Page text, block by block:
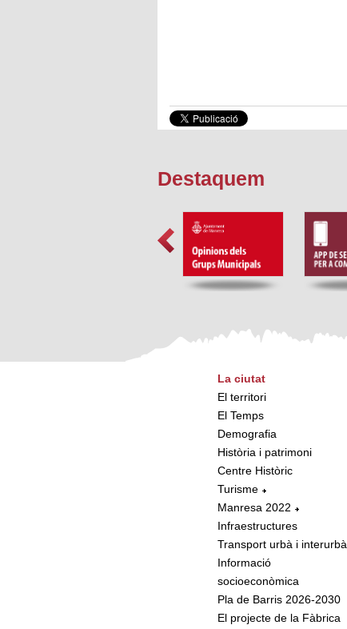
Destaquem
La ciutat
El territori
El Temps
Demografia
Història i patrimoni
Centre Històric
Turisme
Manresa 2022
Infraestructures
Transport urbà i interurbà
Informació
socioeconòmica
Pla de Barris 2026-2030
El projecte de la Fàbrica